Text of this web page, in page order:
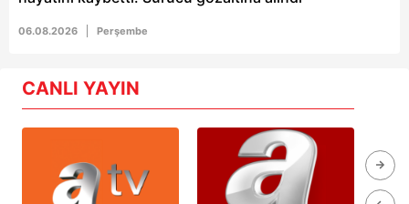
06.08.2026 Perşembe
CANLI YAYIN